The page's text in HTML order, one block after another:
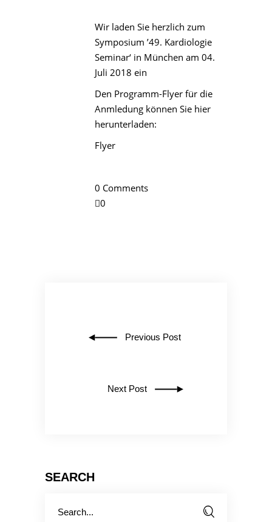
Wir laden Sie herzlich zum
Symposium ’49. Kardiologie
Seminar‘ in München am 04.
Juli 2018 ein
Den Programm-Flyer für die
Anmledung können Sie hier
herunterladen:
Flyer
0 Comments
0
Previous Post
Next Post
SEARCH
for: